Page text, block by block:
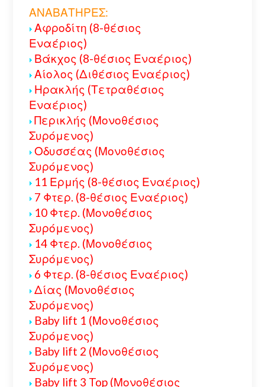
ΑΝΑΒΑΤΗΡΕΣ:
Αφροδίτη (8-θέσιος
Εναέριος)
Βάκχος (8-θέσιος Εναέριος)
Αίολος (Διθέσιος Εναέριος)
Ηρακλής (Τετραθέσιος
Εναέριος)
Περικλής (Μονοθέσιος
Συρόμενος)
Οδυσσέας (Μονοθέσιος
Συρόμενος)
11 Ερμής (8-θέσιος Εναέριος)
7 Φτερ. (8-θέσιος Εναέριος)
10 Φτερ. (Μονοθέσιος
Συρόμενος)
14 Φτερ. (Μονοθέσιος
Συρόμενος)
6 Φτερ. (8-θέσιος Εναέριος)
Δίας (Μονοθέσιος
Συρόμενος)
Baby lift 1 (Μονοθέσιος
Συρόμενος)
Baby lift 2 (Μονοθέσιος
Συρόμενος)
Baby lift 3 Top (Μονοθέσιος